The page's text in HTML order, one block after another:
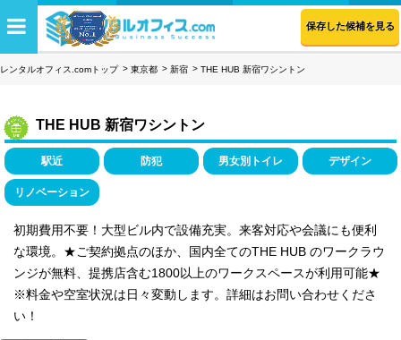
保存した候補を見る
レンタルオフィス.comトップ 東京都 新宿 THE HUB 新宿ワシントン
THE HUB 新宿ワシントン
駅近 防犯 男女別トイレ デザイン
リノベーション
初期費用不要！大型ビル内で設備充実。来客対応や会議にも便利
な環境。★ご契約拠点のほか、国内全てのTHE HUB のワークラウ
ンジが無料、提携店含む1800以上のワークスペースが利用可能★
※料金や空室状況は日々変動します。詳細はお問い合わせくださ
い！